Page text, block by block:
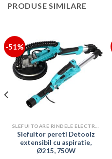
PRODUSE SIMILARE
-51%
SLEFUITOARE RINDELE ELECTRICE
Slefuitor pereti Detoolz
extensibil cu aspiratie,
Ø215, 750W